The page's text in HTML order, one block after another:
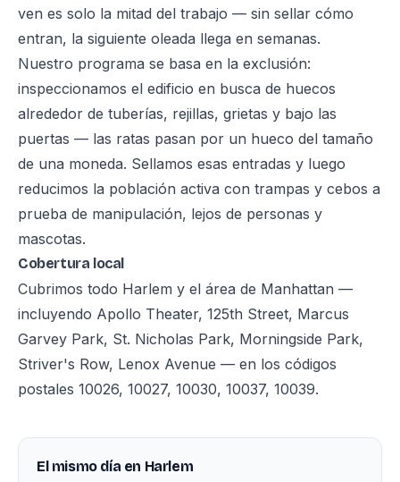
ven es solo la mitad del trabajo — sin sellar cómo
entran, la siguiente oleada llega en semanas.
Nuestro programa se basa en la exclusión:
inspeccionamos el edificio en busca de huecos
alrededor de tuberías, rejillas, grietas y bajo las
puertas — las ratas pasan por un hueco del tamaño
de una moneda. Sellamos esas entradas y luego
reducimos la población activa con trampas y cebos a
prueba de manipulación, lejos de personas y
mascotas.
Cobertura local
Cubrimos todo Harlem y el área de Manhattan —
incluyendo Apollo Theater, 125th Street, Marcus
Garvey Park, St. Nicholas Park, Morningside Park,
Striver's Row, Lenox Avenue — en los códigos
postales 10026, 10027, 10030, 10037, 10039.
El mismo día en Harlem